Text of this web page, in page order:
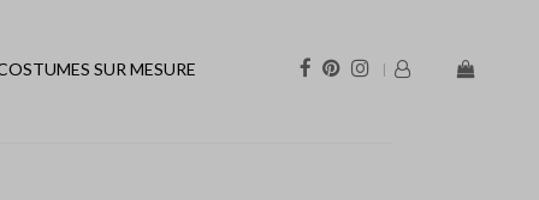
SUR MESURE